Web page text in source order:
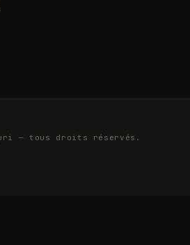
— tous droits réservés.